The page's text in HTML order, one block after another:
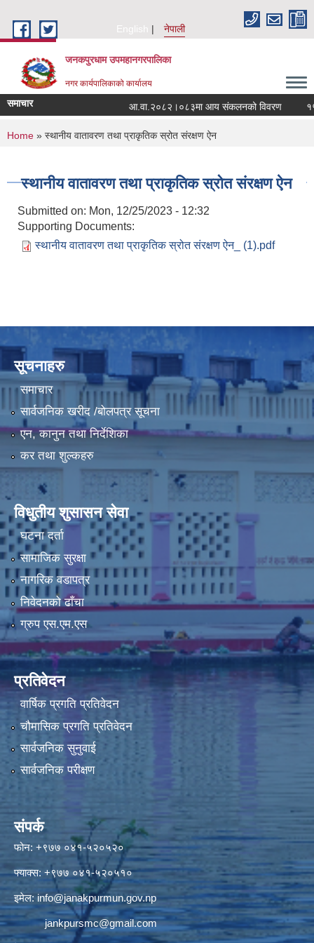
English
नेपाली
जनकपुरधाम उपमहानगरपालिका
नगर कार्यपालिकाको कार्यालय
समाचार आ.वा.२०८२।०८३मा आय संकलनको विवरण १५
You are here
Home » स्थानीय वातावरण तथा प्राकृतिक स्रोत संरक्षण ऐन
स्थानीय वातावरण तथा प्राकृतिक स्रोत संरक्षण ऐन
Submitted on: Mon, 12/25/2023 - 12:32
Supporting Documents:
स्थानीय वातावरण तथा प्राकृतिक स्रोत संरक्षण ऐन_ (1).pdf
सूचनाहरु
समाचार
सार्वजनिक खरीद /बोलपत्र सूचना
एन, कानुन तथा निर्देशिका
कर तथा शुल्कहरु
विधुतीय शुसासन सेवा
घटना दर्ता
सामाजिक सुरक्षा
नागरिक वडापत्र
निवेदनको ढाँचा
ग्रुप एस.एम.एस
प्रतिवेदन
वार्षिक प्रगति प्रतिवेदन
चौमासिक प्रगति प्रतिवेदन
सार्वजनिक सुनुवाई
सार्वजनिक परीक्षण
संपर्क
फोन: +९७७ ०४१-५२०५२०
फ्याक्स: +९७७ ०४१-५२०५१०
इमेल:info@janakpurmun.gov.np
jankpursmc@gmail.com